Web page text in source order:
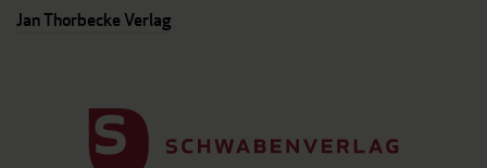
Jan Thorbecke Verlag